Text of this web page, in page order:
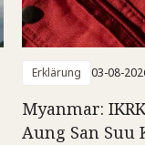
Erklärung 03-08-
Myanmar:
Aung San Suu